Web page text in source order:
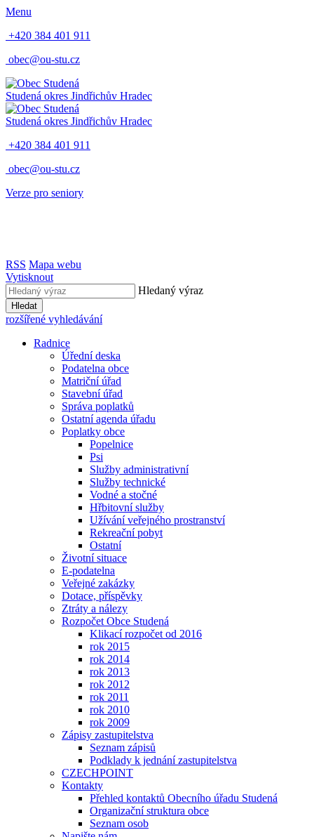
Menu
+420 384 401 911
obec@ou-stu.cz
Studená okres Jindřichův Hradec
Studená okres Jindřichův Hradec
+420 384 401 911
obec@ou-stu.cz
Verze pro seniory
RSS Mapa webu
Vytisknout
Hledaný výraz
Hledat
rozšířené vyhledávání
Radnice
Úřední deska
Podatelna obce
Matriční úřad
Stavební úřad
Správa poplatků
Ostatní agenda úřadu
Poplatky obce
Popelnice
Psi
Služby administrativní
Služby technické
Vodné a stočné
Hřbitovní služby
Užívání veřejného prostranství
Rekreační pobyt
Ostatní
Životní situace
E-podatelna
Veřejné zakázky
Dotace, příspěvky
Ztráty a nálezy
Rozpočet Obce Studená
Klikací rozpočet od 2016
rok 2015
rok 2014
rok 2013
rok 2012
rok 2011
rok 2010
rok 2009
Zápisy zastupitelstva
Seznam zápisů
Podklady k jednání zastupitelstva
CZECHPOINT
Kontakty
Přehled kontaktů Obecního úřadu Studená
Organizační struktura obce
Seznam osob